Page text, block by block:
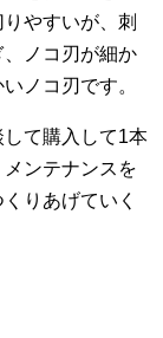
やすいが、刺
ノコ刃が細か
ノコ刃です。
て購入して1本
ンテナンスを
りあげていく